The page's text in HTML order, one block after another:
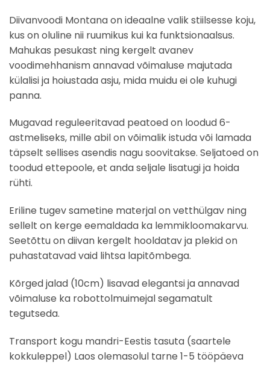
Diivanvoodi Montana on ideaalne valik stiilsesse koju,
kus on oluline nii ruumikus kui ka funktsionaalsus.
Mahukas pesukast ning kergelt avanev
voodimehhanism annavad võimaluse majutada
külalisi ja hoiustada asju, mida muidu ei ole kuhugi
panna.
Mugavad reguleeritavad peatoed on loodud 6-
astmeliseks, mille abil on võimalik istuda või lamada
täpselt sellises asendis nagu soovitakse. Seljatoed on
toodud ettepoole, et anda seljale lisatugi ja hoida
rühti.
Eriline tugev sametine materjal on vetthülgav ning
sellelt on kerge eemaldada ka lemmikloomakarvu.
Seetõttu on diivan kergelt hooldatav ja plekid on
puhastatavad vaid lihtsa lapitõmbega.
Kõrged jalad (10cm) lisavad elegantsi ja annavad
võimaluse ka robottolmuimejal segamatult
tegutseda.
Transport kogu mandri-Eestis tasuta (saartele
kokkuleppel) Laos olemasolul tarne 1-5 tööpäeva